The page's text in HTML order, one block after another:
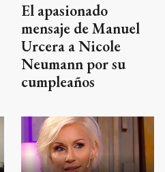
El apasionado
mensaje de Manuel
Urcera a Nicole
Neumann por su
cumpleaños